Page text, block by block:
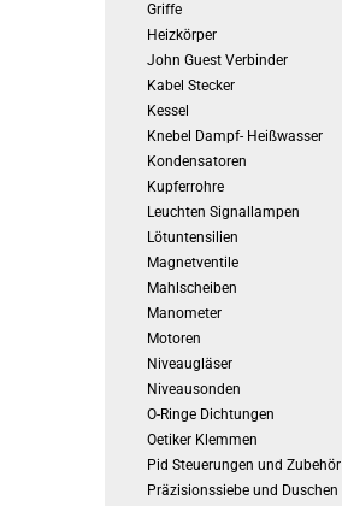
Griffe
Heizkörper
John Guest Verbinder
Kabel Stecker
Kessel
Knebel Dampf- Heißwasser
Kondensatoren
Kupferrohre
Leuchten Signallampen
Lötuntensilien
Magnetventile
Mahlscheiben
Manometer
Motoren
Niveaugläser
Niveausonden
O-Ringe Dichtungen
Oetiker Klemmen
Pid Steuerungen und Zubehör
Präzisionssiebe und Duschen